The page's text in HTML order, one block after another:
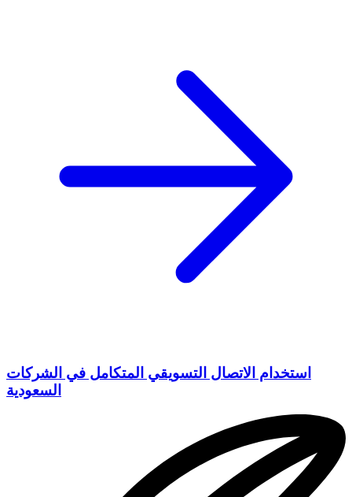
استخدام الاتصال التسويقي المتكامل في الشركات
السعودية